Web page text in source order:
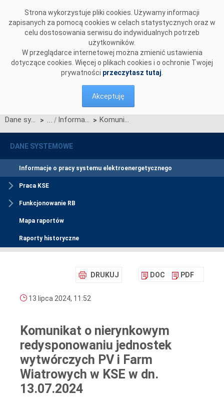
Strona wykorzystuje pliki cookies. Używamy informacji
zapisanych za pomocą cookies w celach statystycznych oraz w
celu dostosowania serwisu do indywidualnych potrzeb
użytkowników.
W przeglądarce internetowej można zmienić ustawienia
dotyczące cookies. Więcej o plikach cookies i o ochronie Twojej
prywatności przeczytasz tutaj
Akceptuję
Dane systemowe > Informacje o pracy systemu elektroenergetycznego > Komunikat o nierynkowym redysponowaniu jednostek wytwórczych PV i Farm Wiatrowych w KSE w dn. 13.07.2024
DANE SYSTEMOWE
Informacje o pracy systemu elektroenergetycznego
Praca KSE
Funkcjonowanie RB
Mapa raportów
Raporty historyczne
DRUKUJ DOC PDF
13 lipca 2024, 11:52
Komunikat o nierynkowym
redysponowaniu jednostek
wytwórczych PV i Farm
Wiatrowych w KSE w dn.
13.07.2024